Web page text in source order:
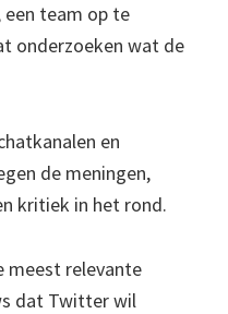
team op te
onderzoeken wat de
en
de meningen,
kritiek in het rond.
meest relevante
dat Twitter wil